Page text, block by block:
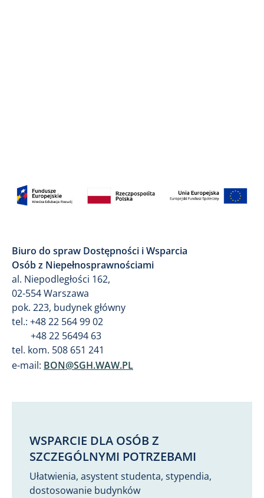
Biuro do spraw Dostępności i Wsparcia
Osób z Niepełnosprawnościami
al. Niepodległości 162,
02-554 Warszawa
pok. 223, budynek główny
tel.: +48 22 564 99 02
+48 22 56494 63
tel. kom. 508 651 241
e-mail: BON@SGH.WAW.PL
WSPARCIE DLA OSÓB Z
SZCZEGÓLNYMI POTRZEBAMI
Ułatwienia, asystent studenta, stypendia,
dostosowanie budynków